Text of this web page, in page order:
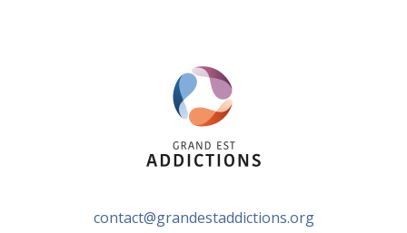
contact@grandestaddictions.org